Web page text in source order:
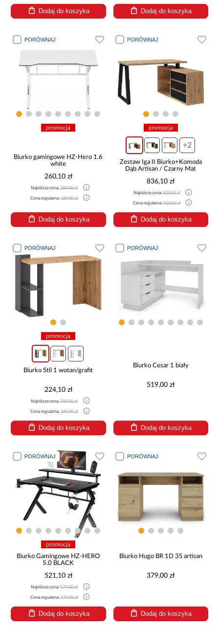
Dodaj do koszyka Dodaj do koszyka
PORÓWNAJ
promocja
Biurko gamingowe HZ-Hero 1.6
white
260,10 zł
Najniższa cena:289,00 zł
Cena regularna:289,00 zł
Dodaj do koszyka
PORÓWNAJ
promocja
+2
Zestaw Iga II Biurko+Komoda
Dąb Artisan / Czarny Mat
836,10 zł
Najniższa cena:929,00 zł
Cena regularna:929,00 zł
Dodaj do koszyka
PORÓWNAJ
promocja
Biurko Stil 1 wotan/grafit
224,10 zł
Najniższa cena:249,00 zł
Cena regularna:249,00 zł
Dodaj do koszyka
PORÓWNAJ
Biurko Cesar 1 biały
519,00 zł
Dodaj do koszyka
PORÓWNAJ
promocja
Biurko Gamingowe HZ-HERO
5.0 BLACK
521,10 zł
Najniższa cena:579,00 zł
Cena regularna:579,00 zł
Dodaj do koszyka
PORÓWNAJ
Biurko Hugo BR 1D 3S artisan
379,00 zł
Dodaj do koszyka